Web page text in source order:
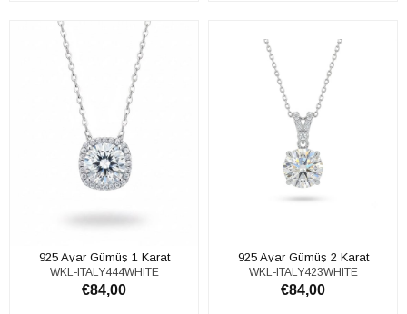
925 Ayar Gümüş 1 Karat
Moissanite Taşlı Tektaş Kolye
WKL-ITALY444WHITE
€84,00
925 Ayar Gümüş 2 Karat
Moissanite Taşlı Tektaş Kolye
WKL-ITALY423WHITE
€84,00